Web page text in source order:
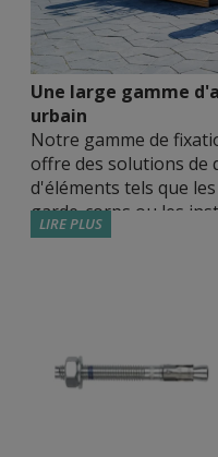
Une large gamme
urbain
Notre gamme de
offre des solutions
d'éléments tels que
garde-corps ou les
comprend des
plastiques avec
LIRE PLUS